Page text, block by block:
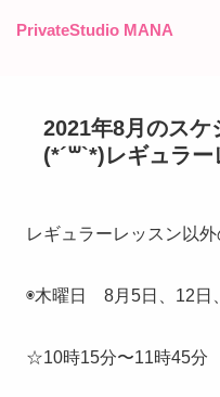
PrivateStudio MANA
2021年8月のスケ
(*´꒳`*)レギュラ
レギュラーレッスン以
◉木曜日 8月5日、12日
☆10時15分〜11時45分